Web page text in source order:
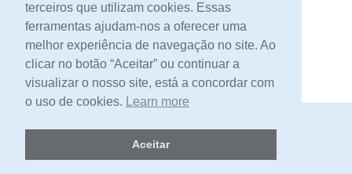
Contacto
2026 -Livraria Egrégora
terceiros que utilizam cookies. Essas
ferramentas ajudam-nos a oferecer uma
melhor experiência de navegação no site. Ao
clicar no botão “Aceitar” ou continuar a
visualizar o nosso site, está a concordar com
o uso de cookies. Learn more
Aceitar